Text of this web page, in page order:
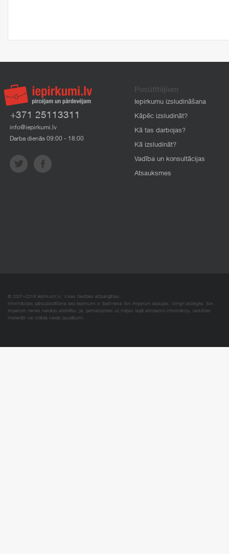
+371 25113311
info@iepirkumi.lv
Darba dienās 09:00 - 18:00
Pasūtītājiem
Iepirkumu izsludināšana
Kāpēc izsludināt?
Kā tas darbojas?
Kā izsludināt?
Vadība un konsultācijas
Atsauksmes
© 2007–2018 Iepirkumi.lv. Visas tiesības aizsargātas.
Informācijas pārpublicēšana bez iepirkumi.lv īpašnieka SIA Imperum atļaujas, stingri aizliegta. SIA
Imperum nenes nekādu atbildību, ja, pamatojoties uz mājas lapā atrodamo informāciju, radušies
materiāli vai citāda veida zaudējumi.